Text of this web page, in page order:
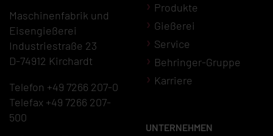
Maschinenfabrik und
Eisengießerei
Industriestraße 23
D-74912 Kirchardt
Telefon +49 7266 207-0
Telefax +49 7266 207-
500
Produkte
Gießerei
Service
Behringer-Gruppe
Karriere
UNTERNEHMEN